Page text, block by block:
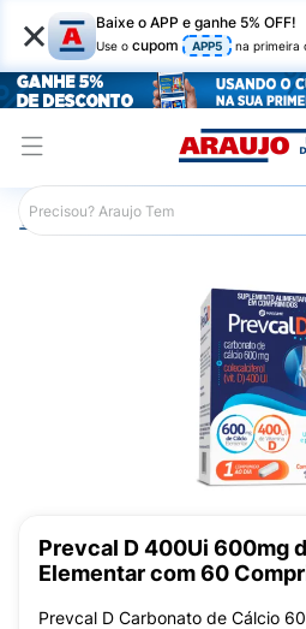
× Baixe o APP e ganhe 5% OFF!
Use o cupom APP5 na primeira
Araujo Saúde e Bem Estar
Prevcal D 400Ui 600mg
Elementar com 60
Prevcal D Carbonato de Cálcio